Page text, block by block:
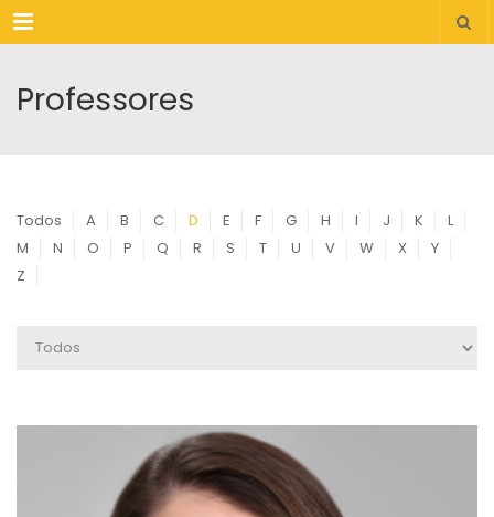
Menu
Professores
Todos A B C D E F G H I J K
L
M
N O P Q R S T U V W X
Y
Z